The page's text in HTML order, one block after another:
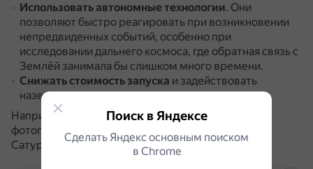
Использовать автономные технологии. Они
позволяют быстро реагировать при возникновении
непредвиденных событий, особенно при
исследовании дальнего космоса, где обратная связь с
Землёй занимала бы слишком много времени.
Снижать стоимость запуска и задействовать
наземные средства.
Например, для исследования и изучения Титана,
фотографирования поверхности этого спутника
Сатурна создан космический беспилотник Aviatr.
Поиск в Яндексе
Сделать Яндекс основным поиском
в Сhrome